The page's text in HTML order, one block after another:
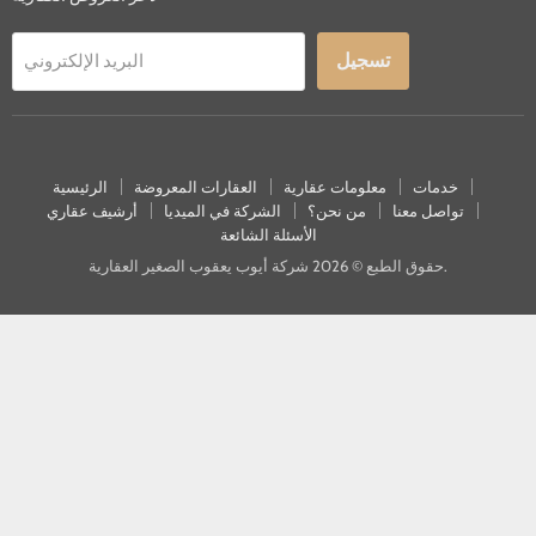
البريد الإلكتروني تسجيل
الرئيسية العقارات المعروضة معلومات عقارية
خدمات
أرشيف عقاري
الشركة في الميديا من نحن؟
تواصل معنا
الأسئلة الشائعة
حقوق الطبع © 2026 شركة أيوب يعقوب الصغير العقارية.